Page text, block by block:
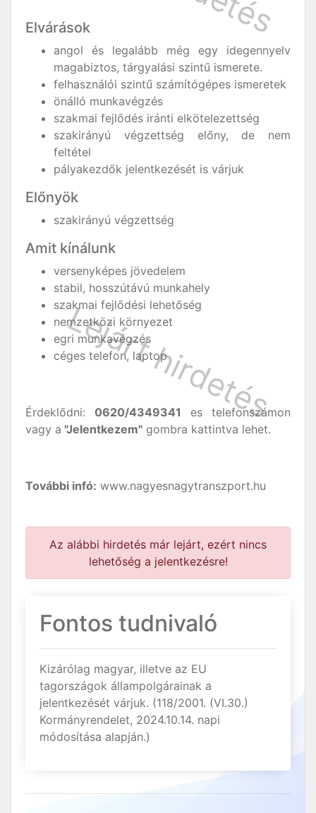
Elvárások
angol és legalább még egy idegennyelv
magabiztos, tárgyalási szintű ismerete.
felhasználói szintű számítógépes ismeretek
önálló munkavégzés
szakmai fejlődés iránti elkötelezettség
szakirányú végzettség előny, de nem
feltétel
pályakezdők jelentkezését is várjuk
Előnyök
szakirányú végzettség
Amit kínálunk
versenyképes jövedelem
stabil, hosszútávú munkahely
szakmai fejlődési lehetőség
nemzetközi környezet
egri munkavégzés
céges telefon, laptop
Érdeklődni: 0620/4349341 es telefonszámon
vagy a "Jelentkezem" gombra kattintva lehet.
További infó: www.nagyesnagytranszport.hu
Az alábbi hirdetés már lejárt, ezért nincs
lehetőség a jelentkezésre!
Fontos tudnivaló
Kizárólag magyar, illetve az EU
tagországok állampolgárainak a
jelentkezését várjuk. (118/2001. (VI.30.)
Kormányrendelet, 2024.10.14. napi
módosítása alapján.)